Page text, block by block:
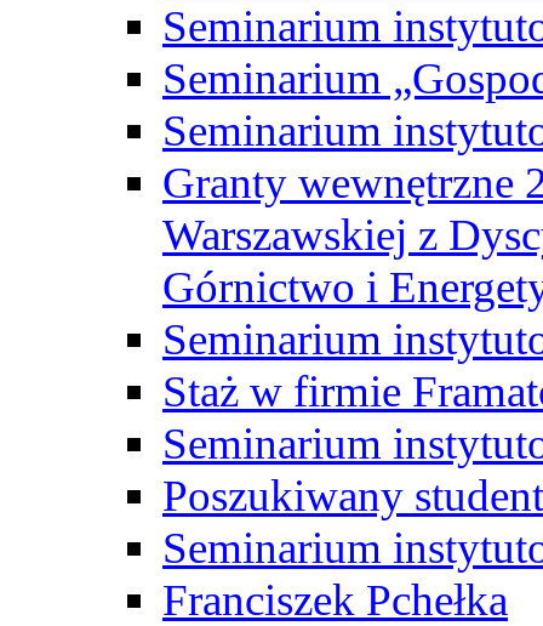
Seminarium
Seminarium
Seminarium
Granty wewnętrzne
Warszawskiej z
Górnictwo i
Seminarium
Staż w firmie
Seminarium
Poszukiwany
Seminarium
Franciszek Pchełka